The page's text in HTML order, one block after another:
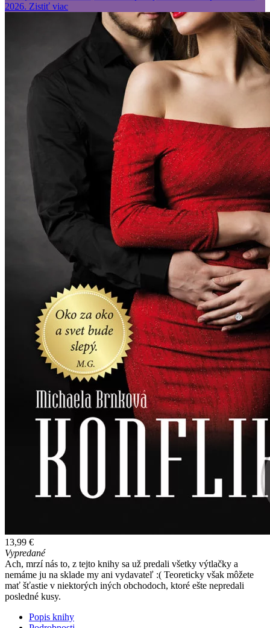
13,99 €
Vypredané
Ach, mrzí nás to, z tejto knihy sa už predali všetky výtlačky a
nemáme ju na sklade my ani vydavateľ :( Teoreticky však môžete
mať šťastie v niektorých iných obchodoch, ktoré ešte nepredali
posledné kusy.
Popis knihy